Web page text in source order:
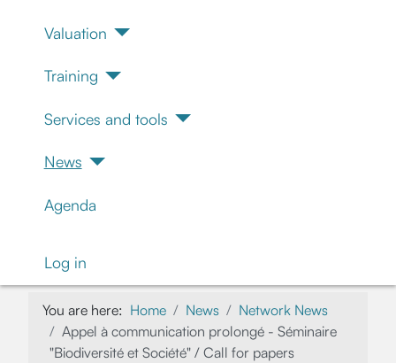
Valuation
Training
Services and tools
News
Agenda
Log in
You are here: Home News
Network News
Appel à communication prolongé - Séminaire
"Biodiversité et Société" / Call for papers